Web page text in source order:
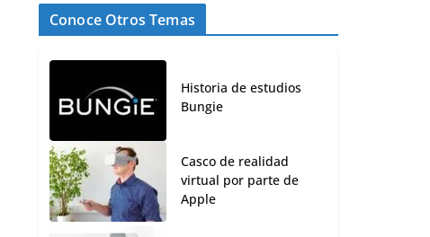
Conoce Otros Temas
Historia de estudios
Bungie
Casco de realidad
virtual por parte de
Apple